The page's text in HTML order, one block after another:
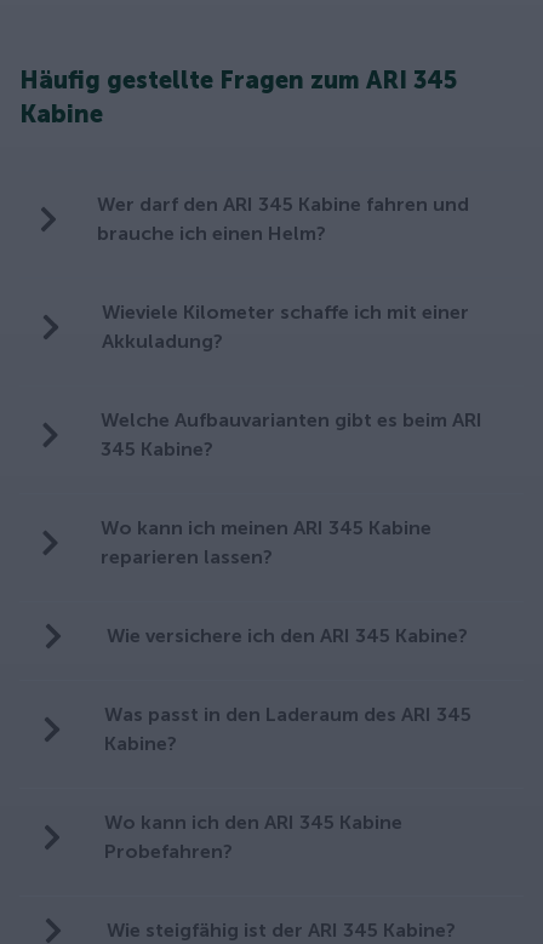
Häufig gestellte Fragen zum ARI 345
Kabine
Wer darf den ARI 345 Kabine fahren und
brauche ich einen Helm?
Wieviele Kilometer schaffe ich mit einer
Akkuladung?
Welche Aufbauvarianten gibt es beim ARI
345 Kabine?
Wo kann ich meinen ARI 345 Kabine
reparieren lassen?
Wie versichere ich den ARI 345 Kabine?
Was passt in den Laderaum des ARI 345
Kabine?
Wo kann ich den ARI 345 Kabine
Probefahren?
Wie steigfähig ist der ARI 345 Kabine?